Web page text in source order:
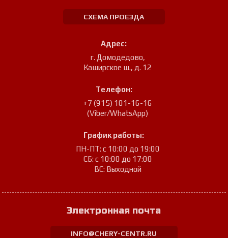
СХЕМА ПРОЕЗДА
Адрес:
г. Домодедово,
Каширское ш., д. 12
Телефон:
+7 (915) 101-16-16
(Viber/WhatsApp)
График работы:
ПН-ПТ: с 10:00 до 19:00
СБ: с 10:00 до 17:00
ВС: Выходной
Электронная почта
INFO@CHERY-CENTR.RU